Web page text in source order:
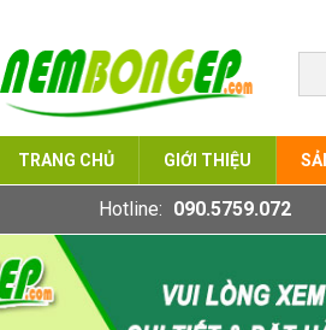
TRANG CHỦ GIỚI THIỆU
Hotline: 090.5759.072